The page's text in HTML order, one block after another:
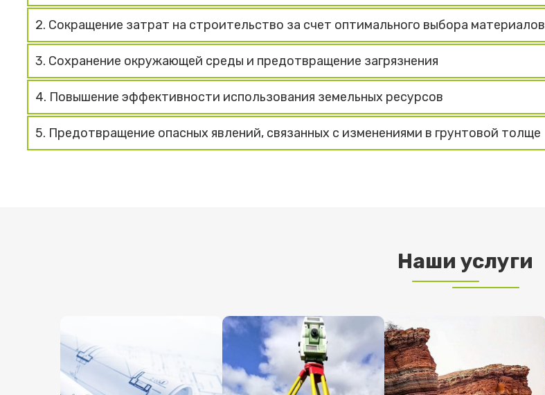
2. Сокращение затрат на строительство за счет оптимального выбора материалов
3. Сохранение окружающей среды и предотвращение загрязнения
4. Повышение эффективности использования земельных ресурсов
5. Предотвращение опасных явлений, связанных с изменениями в грунтовой толще
Наши услуги